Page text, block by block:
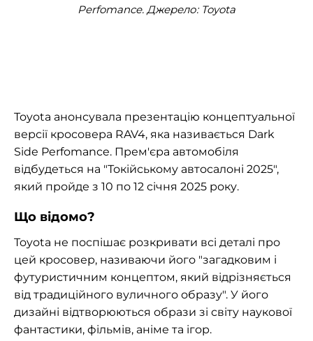
Perfomance. Джерело: Toyota
Toyota анонсувала презентацію концептуальної
версії кросовера RAV4, яка називається Dark
Side Perfomance. Прем'єра автомобіля
відбудеться на "Токійському автосалоні 2025",
який пройде з 10 по 12 січня 2025 року.
Що відомо?
Toyota не поспішає розкривати всі деталі про
цей кросовер, називаючи його "загадковим і
футуристичним концептом, який відрізняється
від традиційного вуличного образу". У його
дизайні відтворюються образи зі світу наукової
фантастики, фільмів, аніме та ігор.